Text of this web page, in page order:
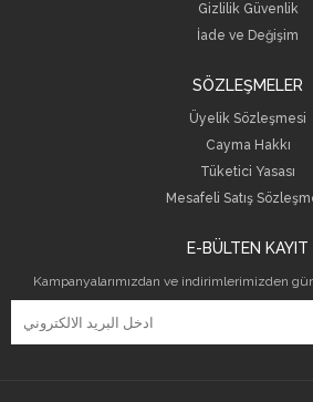
Gizlilik Güvenlik
İade ve Değişim
SÖZLEŞMELER
Üyelik Sözleşmesi
Cayma Hakkı
Tüketici Yasası
Mesafeli Satış
E-BÜLTEN KAYIT
Kampanyalarımızdan ve indirimlerimizden